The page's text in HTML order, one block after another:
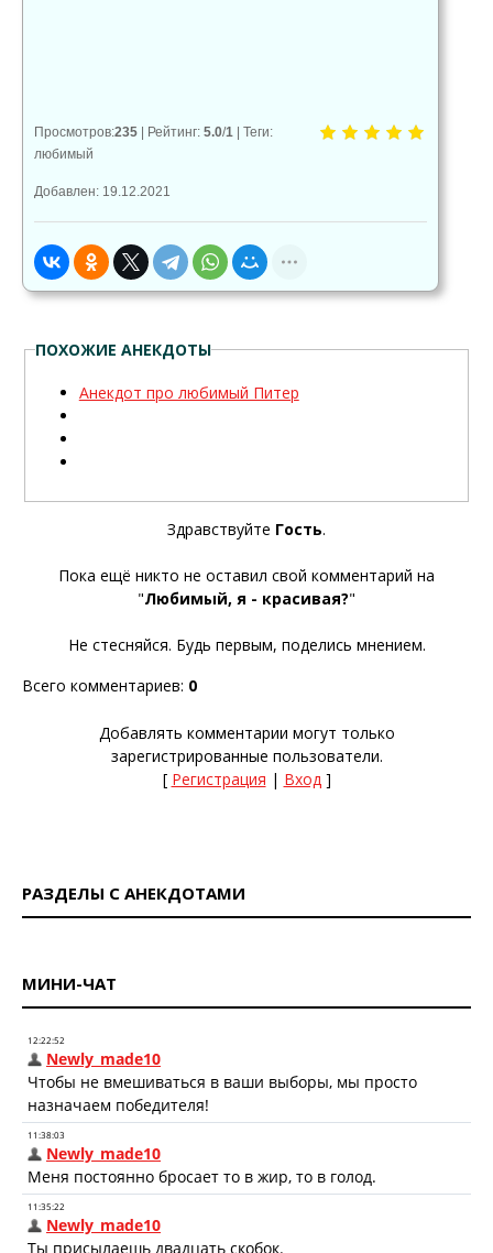
Просмотров:235 | Рейтинг: 5.0/1 | Теги:
любимый
Добавлен: 19.12.2021
ПОХОЖИЕ АНЕКДОТЫ
Анекдот про любимый Питер
Здравствуйте Гость.
Пока ещё никто не оставил свой комментарий на
"Любимый, я - красивая?"
Не стесняйся. Будь первым, поделись мнением.
Всего комментариев: 0
Добавлять комментарии могут только
зарегистрированные пользователи.
[ Регистрация | Вход]
РАЗДЕЛЫ С АНЕКДОТАМИ
МИНИ-ЧАТ